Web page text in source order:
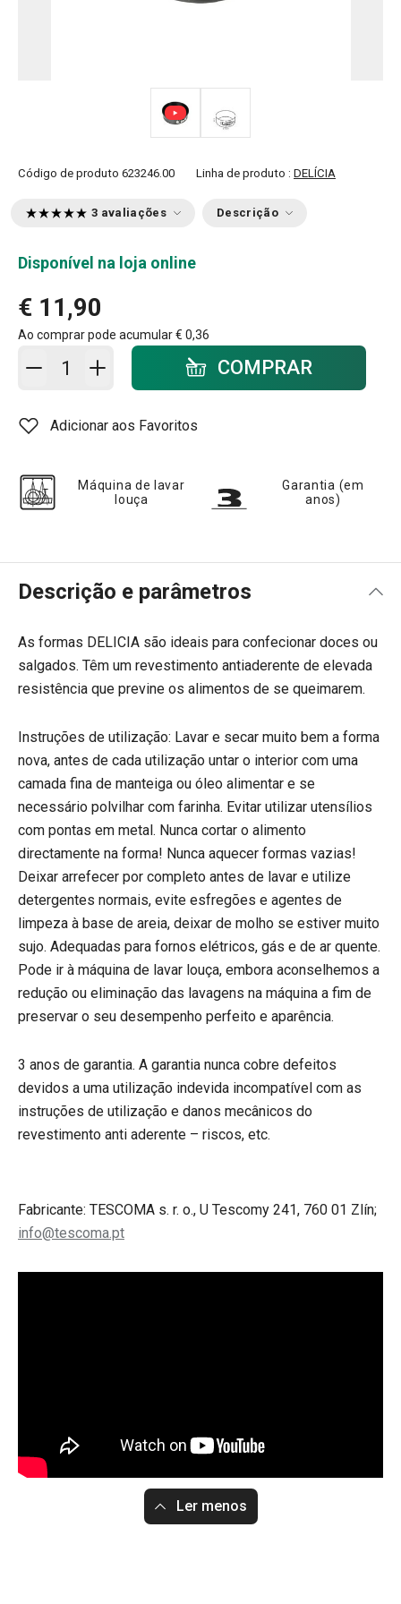
Código de produto 623246.00 Linha de produto : DELÍCIA
3 avaliações Descrição
Disponível na loja online
€ 11,90
Ao comprar pode acumular€ 0,36
Adicionar ao carrinho - quantidadeCOMPRAR
Adicionar aos Favoritos
Máquina de lavar
louça
Garantia (em
anos)
Descrição e parâmetros
As formas DELICIA são ideais para confecionar doces ou
salgados. Têm um revestimento antiaderente de elevada
resistência que previne os alimentos de se queimarem.
Instruções de utilização: Lavar e secar muito bem a forma
nova, antes de cada utilização untar o interior com uma
camada fina de manteiga ou óleo alimentar e se
necessário polvilhar com farinha. Evitar utilizar utensílios
com pontas em metal. Nunca cortar o alimento
directamente na forma! Nunca aquecer formas vazias!
Deixar arrefecer por completo antes de lavar e utilize
detergentes normais, evite esfregões e agentes de
limpeza à base de areia, deixar de molho se estiver muito
sujo. Adequadas para fornos elétricos, gás e de ar quente.
Pode ir à máquina de lavar louça, embora aconselhemos a
redução ou eliminação das lavagens na máquina a fim de
preservar o seu desempenho perfeito e aparência.
3 anos de garantia. A garantia nunca cobre defeitos
devidos a uma utilização indevida incompatível com as
instruções de utilização e danos mecânicos do
revestimento anti aderente – riscos, etc.
Fabricante: TESCOMA s. r. o., U Tescomy 241, 760 01 Zlín;
info@tescoma.pt
Ler menos